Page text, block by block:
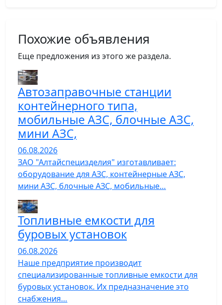
Похожие объявления
Еще предложения из этого же раздела.
Автозаправочные станции
контейнерного типа,
мобильные АЗС, блочные АЗС,
мини АЗС,
06.08.2026
ЗАО "Алтайспецизделия" изготавливает:
оборудование для АЗС, контейнерные АЗС,
мини АЗС, блочные АЗС, мобильные…
Топливные емкости для
буровых установок
06.08.2026
Наше предприятие производит
специализированные топливные емкости для
буровых установок. Их предназначение это
снабжения…